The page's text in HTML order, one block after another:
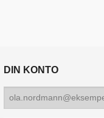
DIN KONTO